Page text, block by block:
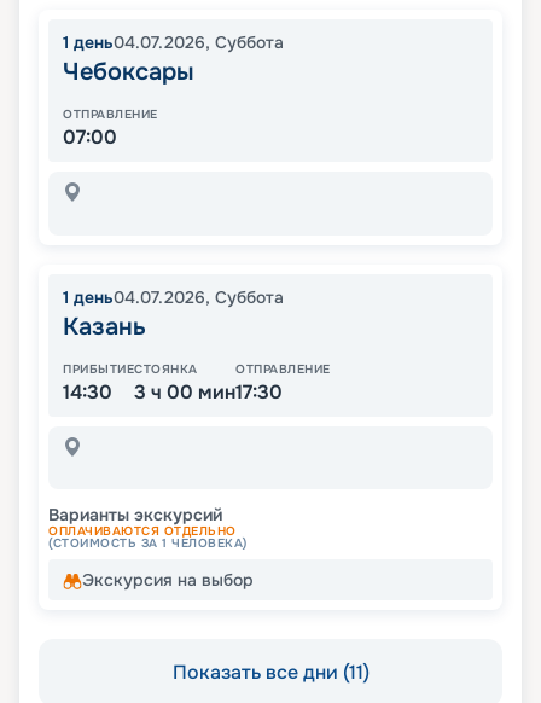
1 день04.07.2026, Суббота
Чебоксары
ОТПРАВЛЕНИЕ
07:00
1 день04.07.2026, Суббота
Казань
ПРИБЫТИЕ
14:30
СТОЯНКА
3 ч 00 мин
ОТПРАВЛЕНИЕ
17:30
Варианты экскурсий
ОПЛАЧИВАЮТСЯ ОТДЕЛЬНО
(СТОИМОСТЬ ЗА 1 ЧЕЛОВЕКА)
Экскурсия на выбор
Показать все дни (11)